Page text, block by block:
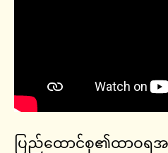
ပြည်ထောင်စု၏ထာဝရ